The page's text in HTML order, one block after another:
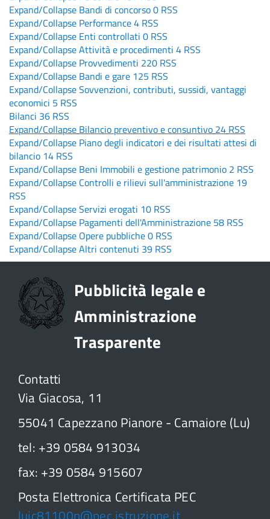
Expand/Collapse Bandi di concorso0 RSS
Expand/Collapse Performance4 RSS
Expand/Collapse Enti controllati 0 RSS
Expand/CollapseAttività e procedimenti 4 RSS
Expand/Collapse Provvedimenti 220 RSS
Expand/Collapse Bandi e gare 125 RSS
Expand/CollapseSovvenzioni, contributi, sussidi, vantaggi
economici 5 RSS
Bilanci 36 RSS
Expand/Collapse Bilancio preventivo e consuntivo 24 RSS
Expand/Collapse Piano degli indicatori e dei risultati attesi di
bilancio 14 RSS
Expand/Collapse Beni Immobili e gestione patrimonio 2 RSS
Expand/Collapse Controlli e rilievi sull'amministrazione 19
RSS
Expand/CollapseServizi erogati 10 RSS
Expand/Collapse Pagamenti dell'Amministrazione 58 RSS
Expand/Collapse Opere pubbliche0 RSS
Expand/CollapseAltri contenuti 39 RSS
Pubblicità legale e
Amministrazione
Trasparente
Contatti
Via Giacosa, 11
55041 Capezzano Pianore - Camaiore (Lu)
tel: +39 0584 913034
fax: +39 0584 915607
Posta Elettronica Certificata PEC
luic81100p@pec.istruzione.it